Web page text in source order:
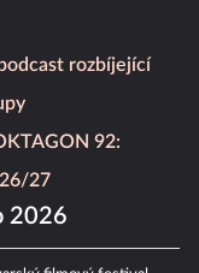
rozbíjející
92:
27
2026